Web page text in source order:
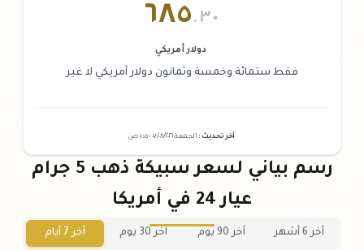
٦٨٥.٣٠
دولار أمريكي
فقط ستمائة وخمسة وثمانون دولار أمريكي لا غير
آخر تحديث : الجمعة ٠٧ /٠٨/٢٠٢٦ - ٠١:٠٥ ص
رسم بياني لسعر سبيكة ذهب 5 جرام
عيار 24 في أمريكا
آخر 6 أشهر آخر 90 يوم آخر 30 يوم آخر 7 أيام